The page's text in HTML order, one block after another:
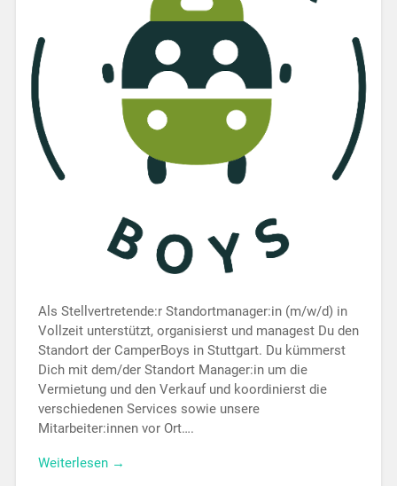
Als Stellvertretende:r Standortmanager:in (m/w/d) in
Vollzeit unterstützt, organisierst und managest Du den
Standort der CamperBoys in Stuttgart. Du kümmerst
Dich mit dem/der Standort Manager:in um die
Vermietung und den Verkauf und koordinierst die
verschiedenen Services sowie unsere
Mitarbeiter:innen vor Ort….
Weiterlesen →